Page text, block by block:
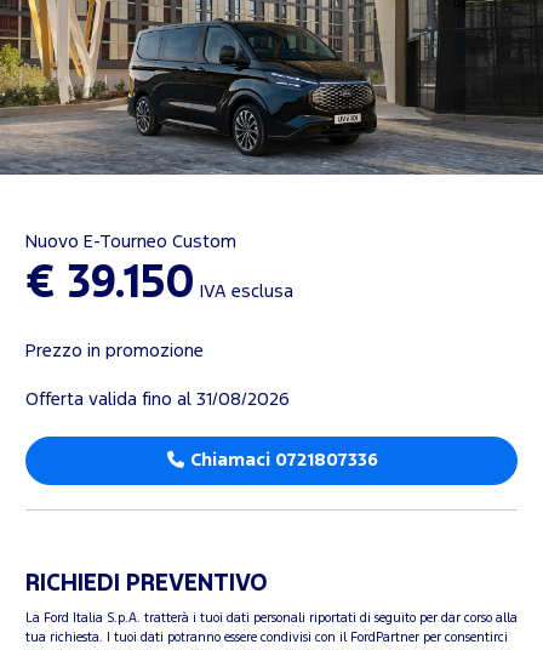
Nuovo E-Tourneo Custom
€ 39.150 IVA esclusa
Prezzo in promozione
Offerta valida fino al 31/08/2026
Chiamaci 0721807336
RICHIEDI PREVENTIVO
La Ford Italia S.p.A. tratterà i tuoi dati personali riportati di seguito per dar corso alla
tua richiesta. I tuoi dati potranno essere condivisi con il FordPartner per consentirci